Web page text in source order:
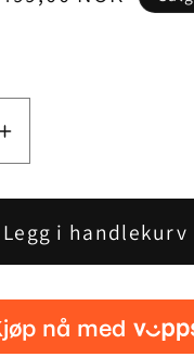
Øk
antallet
for
Bunadshårbøyle
Nordland
Legg i handlekurv